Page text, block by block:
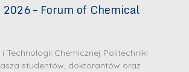
– Forum of Chemical
i Technologii Chemicznej Politechniki
studentów, doktorantów oraz